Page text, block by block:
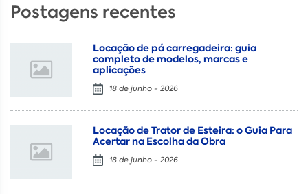
Postagens recentes
Locação de pá carregadeira: guia
completo de modelos, marcas e
aplicações
18 de junho - 2026
Locação de Trator de Esteira: o Guia Para
Acertar na Escolha da Obra
18 de junho - 2026